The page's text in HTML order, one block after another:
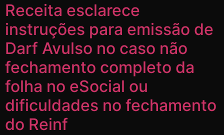
Receita esclarece
instruções para emissão de
Darf Avulso no caso não
fechamento completo da
folha no eSocial ou
dificuldades no fechamento
do Reinf